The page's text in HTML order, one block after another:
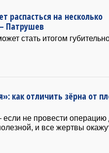
распасться на несколько
Патрушев
стать итогом
как отличить зёрна от
если не провести операцию
и все жертвы